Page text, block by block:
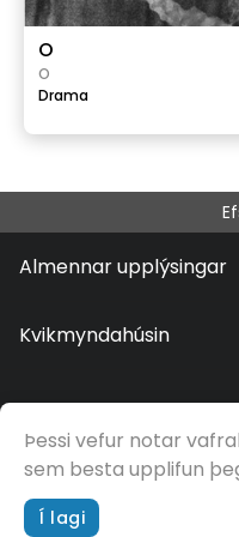
O
O
Drama
Almennar upplýsingar
Kvikmyndahúsin
Þessi vefur notar
sem besta upplifun
Í lagi